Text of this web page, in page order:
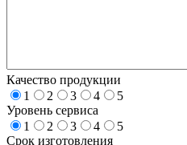
Качество продукции
1
2 3 4
5
Уровень сервиса
1
2 3 4
5
Срок изготовления